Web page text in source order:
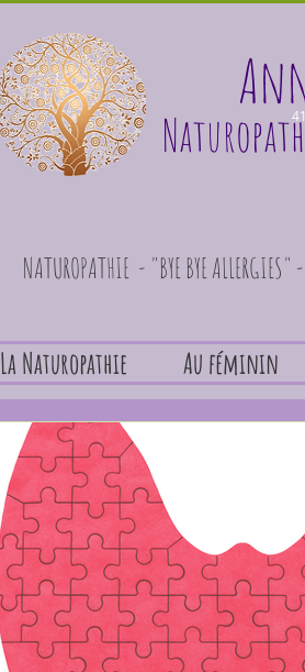
NATUROPATHIE - "BYE BYE
La Naturopathie Au féminin